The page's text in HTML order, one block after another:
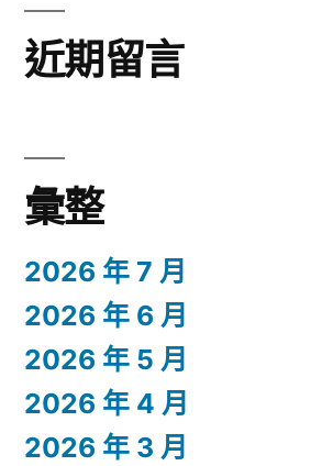
近期留言
彙整
2026 年 7 月
2026 年 6 月
2026 年 5 月
2026 年 4 月
2026 年 3 月